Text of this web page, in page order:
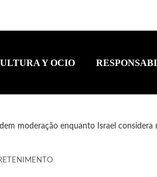
Y OCIO
moderação enquanto Israel